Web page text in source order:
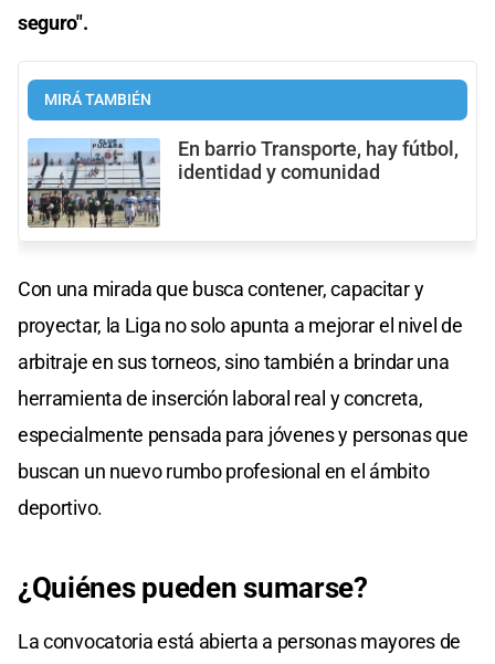
seguro".
MIRÁ TAMBIÉN
En barrio Transporte, hay fútbol,
identidad y comunidad
Con una mirada que busca contener, capacitar y
proyectar, la Liga no solo apunta a mejorar el nivel de
arbitraje en sus torneos, sino también a brindar una
herramienta de inserción laboral real y concreta,
especialmente pensada para jóvenes y personas que
buscan un nuevo rumbo profesional en el ámbito
deportivo.
¿Quiénes pueden sumarse?
La convocatoria está abierta a personas mayores de